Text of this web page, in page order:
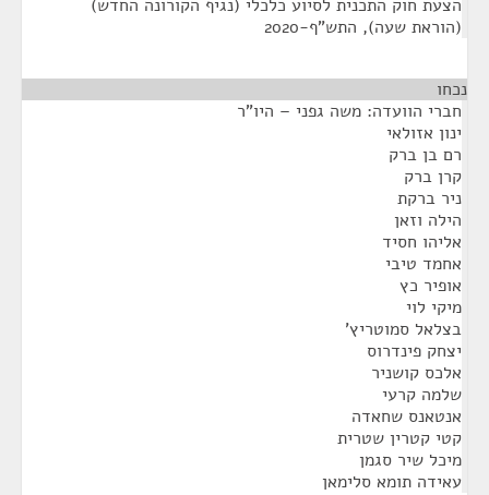
הצעת חוק התכנית לסיוע כלכלי (נגיף הקורונה החדש)
(הוראת שעה), התש"ף-2020
נכחו
חברי הוועדה: משה גפני – היו"ר
ינון אזולאי
רם בן ברק
קרן ברק
ניר ברקת
הילה וזאן
אליהו חסיד
אחמד טיבי
אופיר כץ
מיקי לוי
בצלאל סמוטריץ'
יצחק פינדרוס
אלכס קושניר
שלמה קרעי
אנטאנס שחאדה
קטי קטרין שטרית
מיכל שיר סגמן
עאידה תומא סלימאן